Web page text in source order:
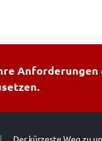
Der kürzeste Weg zu